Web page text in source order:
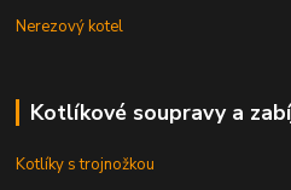
Nerezový kotel
Kotlíkové soupravy a
Kotlíky s trojnožkou